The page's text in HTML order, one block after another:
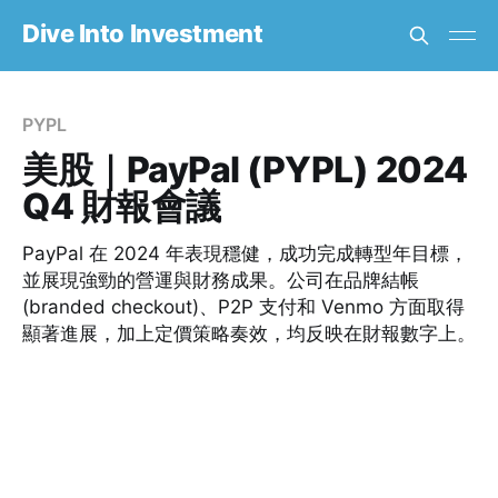
Dive Into Investment
PYPL
美股｜PayPal (PYPL) 2024
Q4 財報會議
PayPal 在 2024 年表現穩健，成功完成轉型年目標，
並展現強勁的營運與財務成果。公司在品牌結帳
(branded checkout)、P2P 支付和 Venmo 方面取得
顯著進展，加上定價策略奏效，均反映在財報數字上。